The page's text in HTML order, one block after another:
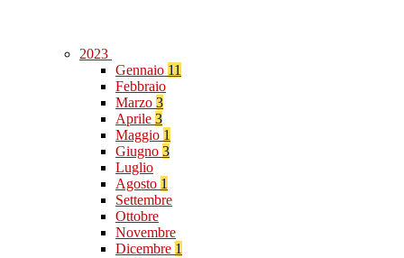
2023
Gennaio 11
Febbraio
Marzo 3
Aprile 3
Maggio 1
Giugno 3
Luglio
Agosto 1
Settembre
Ottobre
Novembre
Dicembre 1